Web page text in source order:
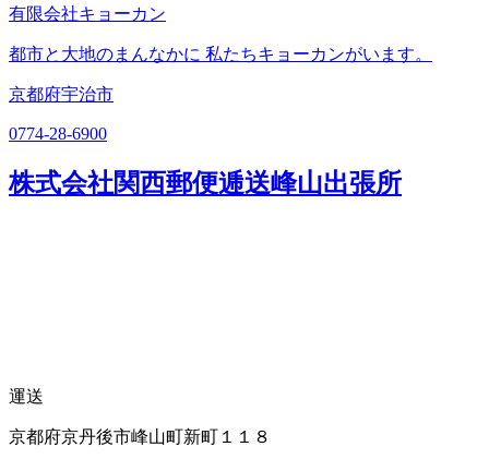
有限会社キョーカン
都市と大地のまんなかに 私たちキョーカンがいます。
京都府宇治市
0774-28-6900
株式会社関西郵便逓送峰山出張所
運送
京都府京丹後市峰山町新町１１８